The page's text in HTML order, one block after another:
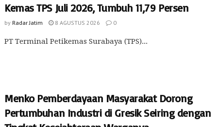
Kemas TPS Juli 2026, Tumbuh 11,79 Persen
by Radar Jatim 8 AGUSTUS 2026 0
PT Terminal Petikemas Surabaya (TPS)...
Menko Pemberdayaan Masyarakat Dorong
Pertumbuhan Industri di Gresik Seiring dengan